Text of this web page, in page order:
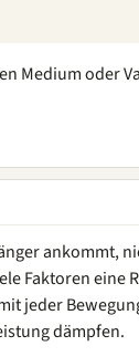
Medium oder
ankommt,
Faktoren eine
jeder
dämpfen.